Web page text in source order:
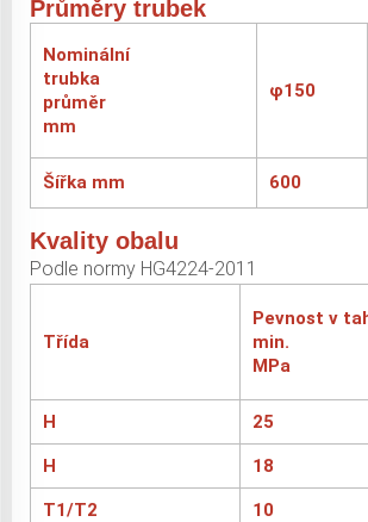
Průměry trubek
Nominální
trubka
průměr
mm
φ150
Šířka mm 600
Kvality obalu
Podle normy HG4224-2011
Třída
Pevnost v
min.
MPa
H 25
H 18
T1/T2 10